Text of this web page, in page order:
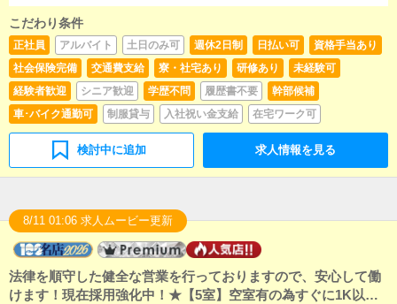
お客様の増加】【リピート率の向上】【キャストの入
をお願いします。■キャスト管理キャストがしっかり稼
げるよう、インターネットを活用したPR（写メ日記な
ど）の効果的な使い方をアドバイスしていただきま
す。■PC更新業務ヘブンネットなどポータルサイトの
店舗情報を更新します。キャストの出勤情報やイベン
ト、求人ブログの作成などを行います。基本的にはボ
タン操作や簡単な文字入力ができれば大丈夫です。PC
が苦手な方でも問題なくできます。■清掃・備品管理お
客様やキャストに快適に過ごしていただけるよう、店
内の清掃や備品の管理・補充をお願いします。・お客
「最高」とは何か・仲間である従業員にとっての「最
高」とは何かこれらを日々の業務の中で常に考え、そ
れを実現（具現化・可視化）していくことが、店長・
幹部の基本的な役割です。
こだわり条件
正社員 アルバイト 土日のみ可 週休2日制 日払い可
資格手当あり
社会保険完備
交通費支給 寮・社宅あり 研修あり
未経験可
経験者歓迎
シニア歓迎 学歴不問 履歴書不要
幹部候補
車･バイク通勤可
制服貸与 入社祝い金支給 在宅ワーク可
検討中に追加 求人情報を見る
8/11 01:06 求人ムービー更新
法律を順守した健全な営業を行っておりますので、安心して働
けます！現在採用強化中！★【5室】空室有の為すぐに1K以上